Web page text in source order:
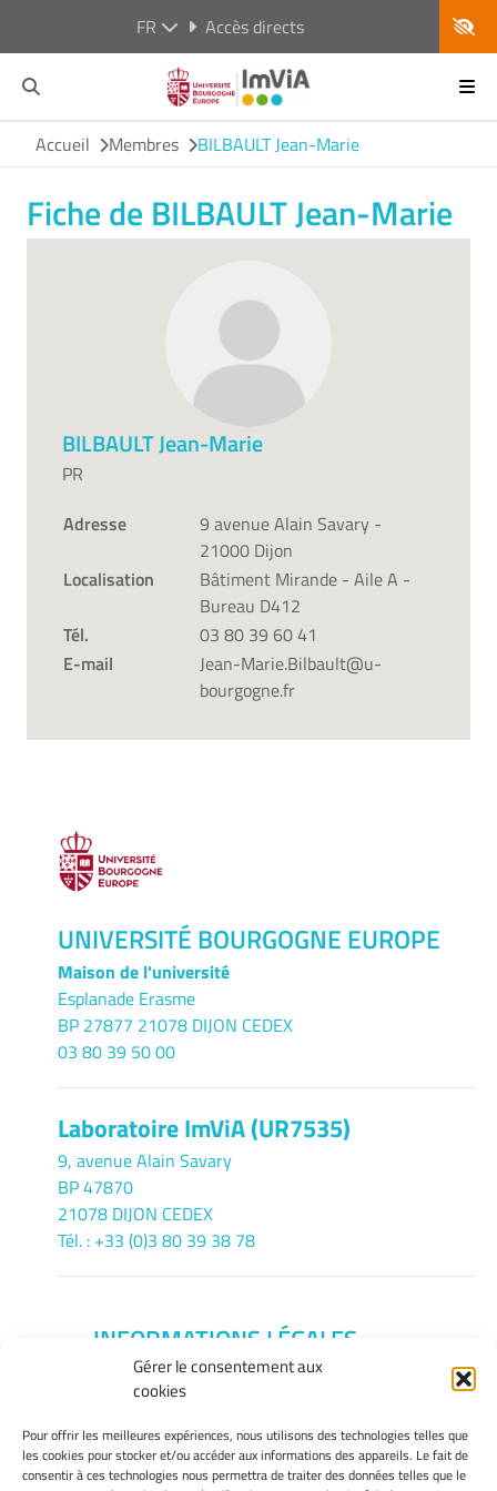
Gérer le consentement aux
cookies
Pour offrir les meilleures expériences, nous utilisons des technologies telles que
les cookies pour stocker et/ou accéder aux informations des appareils. Le fait de
consentir à ces technologies nous permettra de traiter des données telles que le
FR Accès directs
Accueil Membres BILBAULT Jean-Marie
Fiche de BILBAULT Jean-Marie
BILBAULT Jean-Marie
PR
Adresse
9 avenue Alain Savary -
21000 Dijon
Localisation
Bâtiment Mirande - Aile A -
Bureau D412
Tél.
03 80 39 60 41
E-mail
Jean-Marie.Bilbault@u-
bourgogne.fr
UNIVERSITÉ BOURGOGNE EUROPE
Maison de l'université
Esplanade Erasme
BP 27877 21078 DIJON CEDEX
03 80 39 50 00
Laboratoire ImViA (UR7535)
9, avenue Alain Savary
BP 47870
21078 DIJON CEDEX
Tél. : +33 (0)3 80 39 38 78
INFORMATIONS LÉGALES
Mentions légales
Gérer mes cookies
Politique de cookies
Déclaration de confidentialité
Avertissement